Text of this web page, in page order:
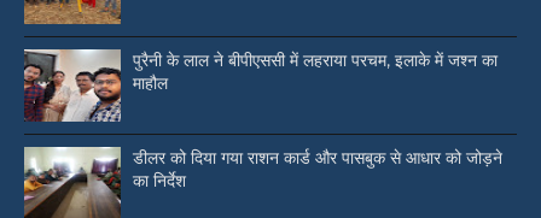
पुरैनी के लाल ने बीपीएससी में लहराया परचम, इलाके में जश्न का
माहौल
डीलर को दिया गया राशन कार्ड और पासबुक से आधार को जोड़ने
का निर्देश